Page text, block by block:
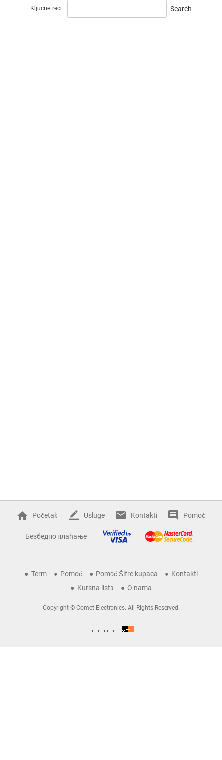
Kljucne reci: Search
Početak Usluge Kontakti Pomoć
Безбедно плаћање
Term Pomoć Pomoć Šifre kupaca
Kontakti
Kursna lista
O nama
Copyright © Comet Electronics. All Rights Reserved.